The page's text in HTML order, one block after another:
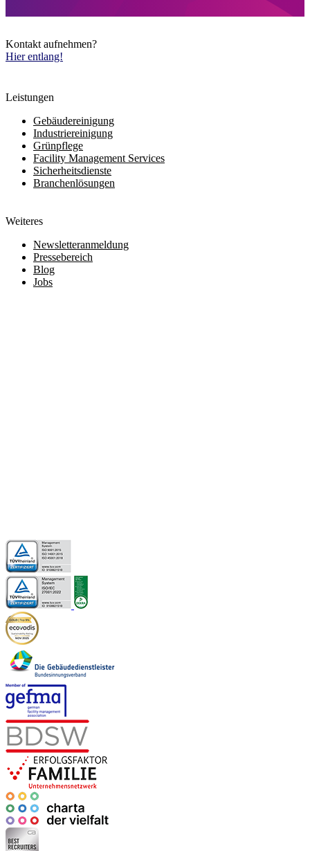
Kontakt aufnehmen?
Hier entlang!
Leistungen
Gebäudereinigung
Industriereinigung
Grünpflege
Facility Management Services
Sicherheitsdienste
Branchenlösungen
Weiteres
Newsletteranmeldung
Pressebereich
Blog
Jobs